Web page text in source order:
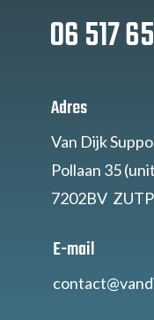
06 517
Adres
Van Dijk
Pollaan 35
7202BV
E-mail